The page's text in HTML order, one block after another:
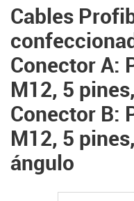
Cables
Conector A:
M12, 5
Conector B:
M12, 5
ángulo